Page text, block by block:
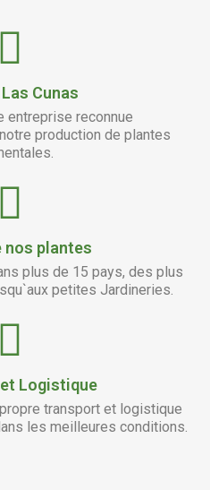
entreprise reconnue
production de plantes
plus de 15 pays, des plus
petites Jardineries.
transport et logistique
les meilleures conditions.